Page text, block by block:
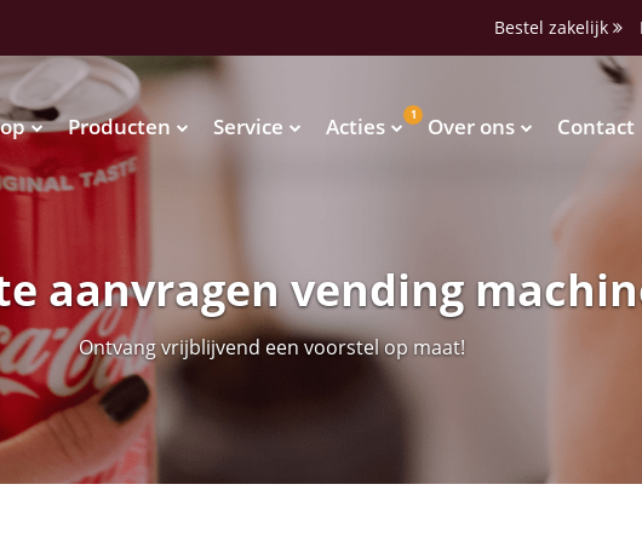
Bestel zakelijk
1
Waterkoelers
Producten Service Acties Over ons Contact
aanvragen vending
Ontvang vrijblijvend een voorstel op maat!